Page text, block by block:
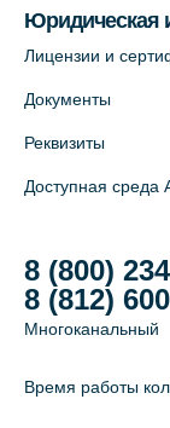
Юридическая
Лицензии и
Документы
Реквизиты
Доступная
8 (800)
8 (812)
Многоканальный
Время работы